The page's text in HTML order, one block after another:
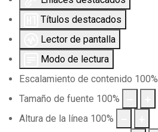
Títulos destacados
Lector de pantalla
Modo de lectura
Escalamiento de contenido 100%
Tamaño de fuente 100%
Altura de la línea 100%